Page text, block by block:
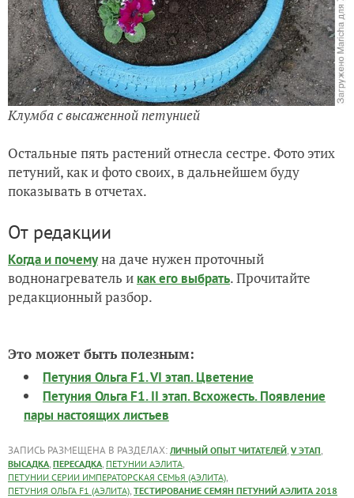
Клумба с высаженной петунией
Остальные пять растений отнесла сестре. Фото этих
петуний, как и фото своих, в дальнейшем буду
показывать в отчетах.
От редакции
Когда и почемуна даче нужен проточный
воднонагреватель и как его выбрать. Прочитайте
редакционный разбор.
Это может быть полезным:
Петуния Ольга F1. VI этап. Цветение
Петуния Ольга F1. II этап. Всхожесть. Появление
пары настоящих листьев
ЗАПИСЬ РАЗМЕЩЕНА В РАЗДЕЛАХ: ЛИЧНЫЙ ОПЫТ ЧИТАТЕЛЕЙ, V ЭТАП,
ВЫСАДКА, ПЕРЕСАДКА, ПЕТУНИИ АЭЛИТА,
ПЕТУНИИ СЕРИИ ИМПЕРАТОРСКАЯ СЕМЬЯ (АЭЛИТА),
ПЕТУНИЯ ОЛЬГА F1 (АЭЛИТА), ТЕСТИРОВАНИЕ СЕМЯН ПЕТУНИЙ АЭЛИТА 2018